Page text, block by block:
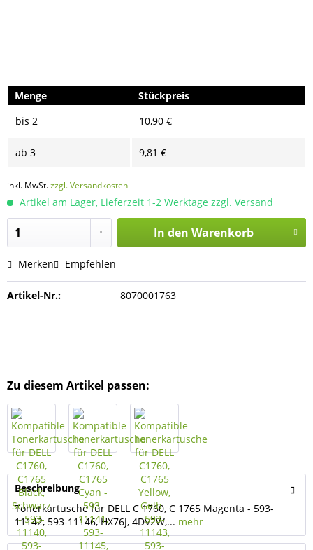
Menge
Stückpreis
bis 2 10,90 €
ab 3 9,81 €
inkl. MwSt.zzgl. Versandkosten
Artikel am Lager, Lieferzeit 1-2 Werktage zzgl. Versand
In den Warenkorb
Merken Empfehlen
Artikel-Nr.: 8070001763
Zu diesem Artikel passen:
Beschreibung
Tonerkartusche für DELL C 1760, C 1765 Magenta - 593-
11142, 593-11146, HX76J, 4DV2W,... mehr